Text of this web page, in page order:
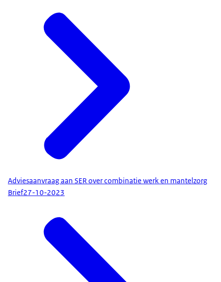
Adviesaanvraag aan SER over combinatie werk en mantelzorg
Brief27-10-2023